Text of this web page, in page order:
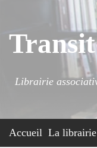
Librairie
Accueil La librairie